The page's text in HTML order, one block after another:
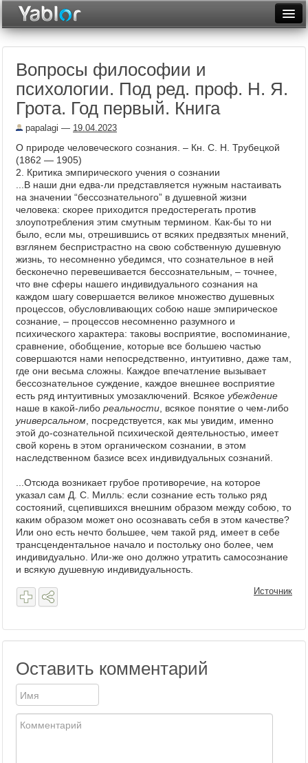
Неделя
Месяц
Архив
Фототоп
Видеотоп
Вопросы философии и
психологии. Под ред. проф. Н. Я.
Грота. Год первый. Книга
papalagi — 19.04.2023
О природе человеческого сознания. – Кн. С. Н. Трубецкой
(1862 — 1905)
2. Критика эмпирического учения о сознании
...В наши дни едва-ли представляется нужным настаивать
на значении “бессознательного” в душевной жизни
человека: скорее приходится предостерегать против
злоупотребления этим смутным термином. Как-бы то ни
было, если мы, отрешившись от всяких предвзятых мнений,
взглянем беспристрастно на свою собственную душевную
жизнь, то несомненно убедимся, что сознательное в ней
бесконечно перевешивается бессознательным, – точнее,
что вне сферы нашего индивидуального сознания на
каждом шагу совершается великое множество душевных
процессов, обусловливающих собою наше эмпирическое
сознание, – процессов несомненно разумного и
психического характера: таковы восприятие, воспоминание,
сравнение, обобщение, которые все большею частью
совершаются нами непосредственно, интуитивно, даже там,
где они весьма сложны. Каждое впечатление вызывает
бессознательное суждение, каждое внешнее восприятие
есть ряд интуитивных умозаключений. Всякое убеждение
наше в какой-либо реальности , всякое понятие о чем-либо
универсальном , посредствуется, как мы увидим, именно
этой до-сознательной психической деятельностью, имеет
свой корень в этом органическом сознании, в этом
наследственном базисе всех индивидуальных сознаний.
...Отсюда возникает грубое противоречие, на которое
указал сам Д. С. Милль: если сознание есть только ряд
состояний, сцепившихся внешним образом между собою, то
каким образом может оно осознавать себя в этом качестве?
Или оно есть нечто большее, чем такой ряд, имеет в себе
трансцендентальное начало и постольку оно более, чем
индивидуально. Или-же оно должно утратить самосознание
и всякую душевную индивидуальность.
Источник
Оставить комментарий